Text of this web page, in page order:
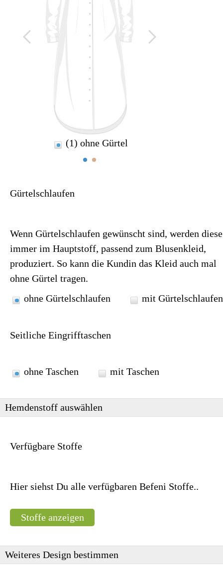
(1) ohne Gürtel
Gürtelschlaufen
Wenn Gürtelschlaufen gewünscht sind, werden diese
immer im Hauptstoff, passend zum Blusenkleid,
produziert. So kann die Kundin das Kleid auch mal
ohne Gürtel tragen.
ohne Gürtelschlaufen
mit Gürtelschlaufen
Seitliche Eingrifftaschen
ohne Taschen mit Taschen
Hemdenstoff auswählen
Verfügbare Stoffe
Hier siehst Du alle verfügbaren Befeni Stoffe..
Stoffe anzeigen
Weiteres Design bestimmen